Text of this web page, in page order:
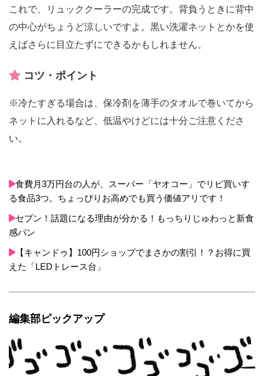
これで、リュッククーラーの完成です。背負うときに背中
の中心がちょうど涼しいですよ。黒い洗濯ネットとかを使
えばさらに目立たずにできるかもしれません。
コツ・ポイント
※冷たすぎる場合は、保冷剤を薄手のタオルで巻いてから
ネットに入れるなど、低温やけどには十分ご注意くださ
い。
食費月3万円台の人が、スーパー「ヤオコー」でリピ買いす
る食品3つ。ちょっぴりお高めでも買う価値アリです！
セブン！話題になる理由が分かる！もっちりじゅわっと新食
感パン
【キャンドゥ】100円ショップでまさかの割引！？お得に買
えた「LEDトレース台」
編集部ピックアップ